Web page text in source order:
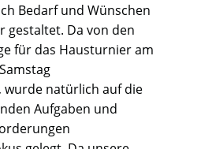
Bedarf und Wünschen
gestaltet. Da von den
für das Hausturnier am
Samstag
wurde natürlich auf die
Aufgaben und